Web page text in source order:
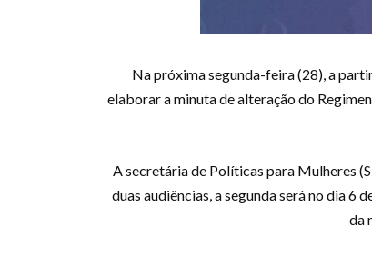
Na próxima segunda-feira (28), a
elaborar a minuta de alteração do
A secretária de Políticas para Mulheres
duas audiências, a segunda será no dia
da